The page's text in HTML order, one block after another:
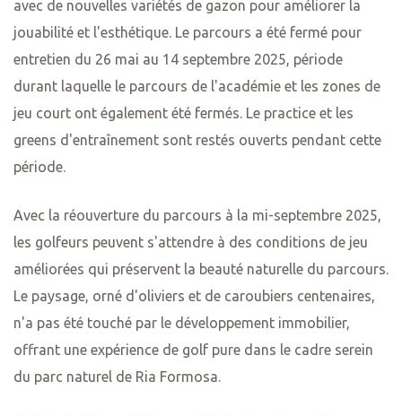
avec de nouvelles variétés de gazon pour améliorer la
jouabilité et l'esthétique. Le parcours a été fermé pour
entretien du 26 mai au 14 septembre 2025, période
durant laquelle le parcours de l'académie et les zones de
jeu court ont également été fermés. Le practice et les
greens d'entraînement sont restés ouverts pendant cette
période.
Avec la réouverture du parcours à la mi-septembre 2025,
les golfeurs peuvent s'attendre à des conditions de jeu
améliorées qui préservent la beauté naturelle du parcours.
Le paysage, orné d'oliviers et de caroubiers centenaires,
n'a pas été touché par le développement immobilier,
offrant une expérience de golf pure dans le cadre serein
du parc naturel de Ria Formosa.